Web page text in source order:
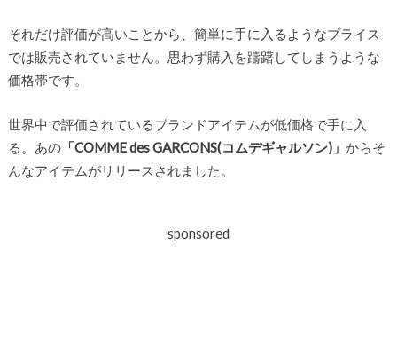
それだけ評価が高いことから、簡単に手に入るようなプライス
では販売されていません。思わず購入を躊躇してしまうような
価格帯です。
世界中で評価されているブランドアイテムが低価格で手に入
る。あの「COMME des GARCONS(コムデギャルソン)」 からそ
んなアイテムがリリースされました。
sponsored